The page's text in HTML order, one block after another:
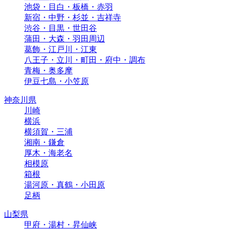
池袋・目白・板橋・赤羽
新宿・中野・杉並・吉祥寺
渋谷・目黒・世田谷
蒲田・大森・羽田周辺
葛飾・江戸川・江東
八王子・立川・町田・府中・調布
青梅・奥多摩
伊豆七島・小笠原
神奈川県
川崎
横浜
横須賀・三浦
湘南・鎌倉
厚木・海老名
相模原
箱根
湯河原・真鶴・小田原
足柄
山梨県
甲府・湯村・昇仙峡